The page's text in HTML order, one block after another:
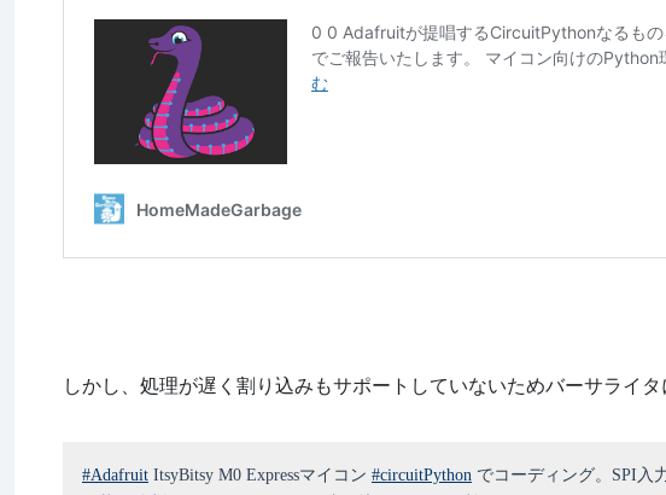
しかし、処理が遅く割り込みもサポートしていないためバーサライ
#Adafruit ItsyBitsy M0 Expressマイコン #circuitPython でコーディング。SPI入